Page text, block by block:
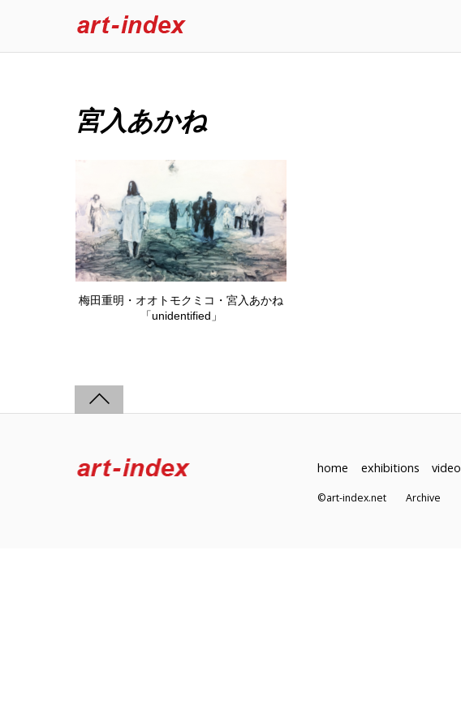
宮入あかね
梅田重明・オオトモクミコ・宮入あかね
「unidentified」
home exhibitions video
©art-index.netArchive